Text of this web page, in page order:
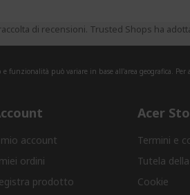
di recensioni. Trusted Shops ha
può variare in base all'area geografica. Per
account
ordini
prodotto
Acer
Termini e
Tutela
Cookie